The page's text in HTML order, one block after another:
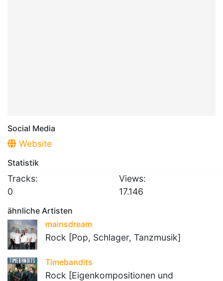
Social Media
Website
Statistik
Tracks:
0
Views:
17.146
ähnliche Artisten
mainsdream
Rock [Pop, Schlager, Tanzmusik]
Timebandits
Rock [Eigenkompositionen und